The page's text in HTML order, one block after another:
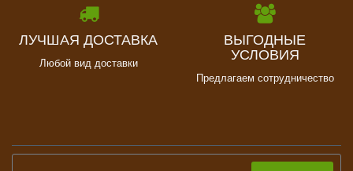
ЛУЧШАЯ ДОСТАВКА
Любой вид доставки
ВЫГОДНЫЕ
УСЛОВИЯ
Предлагаем сотрудничество